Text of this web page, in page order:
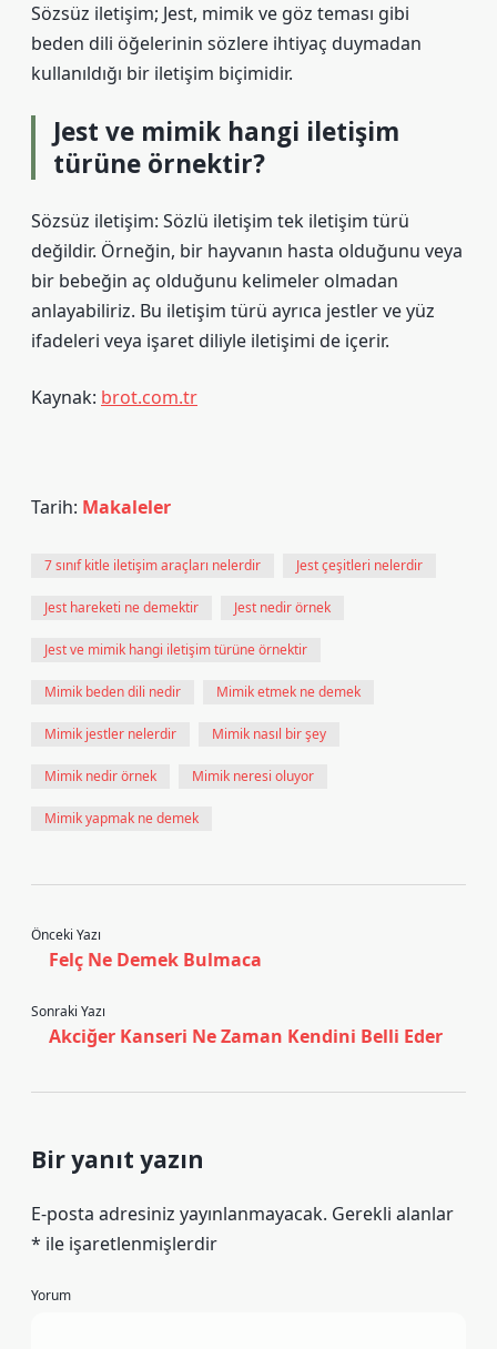
Sözsüz iletişim; Jest, mimik ve göz teması gibi
beden dili öğelerinin sözlere ihtiyaç duymadan
kullanıldığı bir iletişim biçimidir.
Jest ve mimik hangi iletişim
türüne örnektir?
Sözsüz iletişim: Sözlü iletişim tek iletişim türü
değildir. Örneğin, bir hayvanın hasta olduğunu veya
bir bebeğin aç olduğunu kelimeler olmadan
anlayabiliriz. Bu iletişim türü ayrıca jestler ve yüz
ifadeleri veya işaret diliyle iletişimi de içerir.
Kaynak: brot.com.tr
Tarih: Makaleler
7 sınıf kitle iletişim araçları nelerdir Jest çeşitleri nelerdir
Jest hareketi ne demektir Jest nedir örnek
Jest ve mimik hangi iletişim türüne örnektir
Mimik beden dili nedir Mimik etmek ne demek
Mimik jestler nelerdir Mimik nasıl bir şey
Mimik nedir örnek Mimik neresi oluyor
Mimik yapmak ne demek
Önceki Yazı
Felç Ne Demek Bulmaca
Sonraki Yazı
Akciğer Kanseri Ne Zaman Kendini Belli Eder
Bir yanıt yazın
E-posta adresiniz yayınlanmayacak. Gerekli alanlar
* ile işaretlenmişlerdir
Yorum